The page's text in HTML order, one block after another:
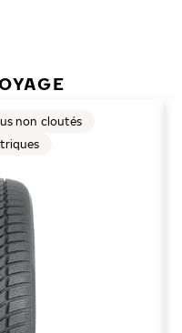
non cloutés